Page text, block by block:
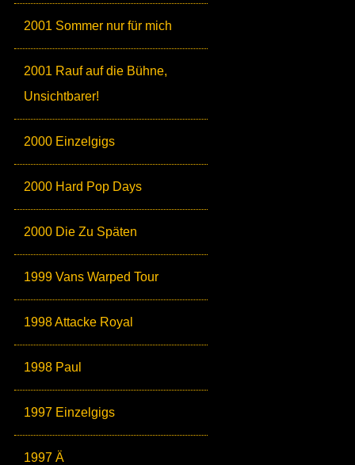
2001 Sommer nur für mich
2001 Rauf auf die Bühne,
Unsichtbarer!
2000 Einzelgigs
2000 Hard Pop Days
2000 Die Zu Späten
1999 Vans Warped Tour
1998 Attacke Royal
1998 Paul
1997 Einzelgigs
1997 Ä